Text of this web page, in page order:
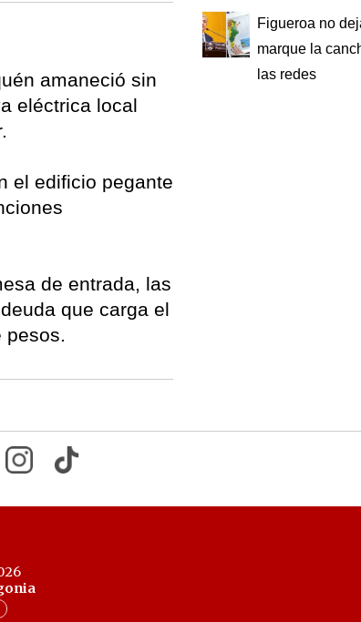
amaneció sin
eléctrica local
el edificio pegante
de entrada, las
que carga el
pesos.
Figueroa no
marque la
las redes